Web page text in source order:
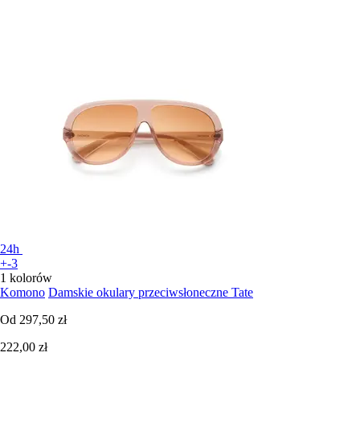
24h
+-3
1 kolorów
Komono Damskie okulary przeciwsłoneczne Tate
Od 297,50 zł
222,00 zł